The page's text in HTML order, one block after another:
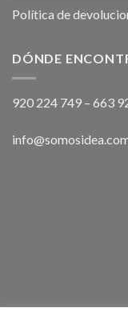
Política de
DÓNDE
920 224 749 – 663